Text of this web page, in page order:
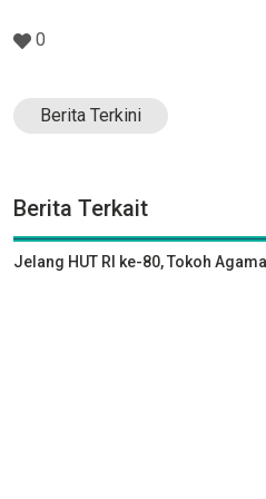
0
Berita Terkini
Berita Terkait
Jelang HUT RI ke-80, Tokoh